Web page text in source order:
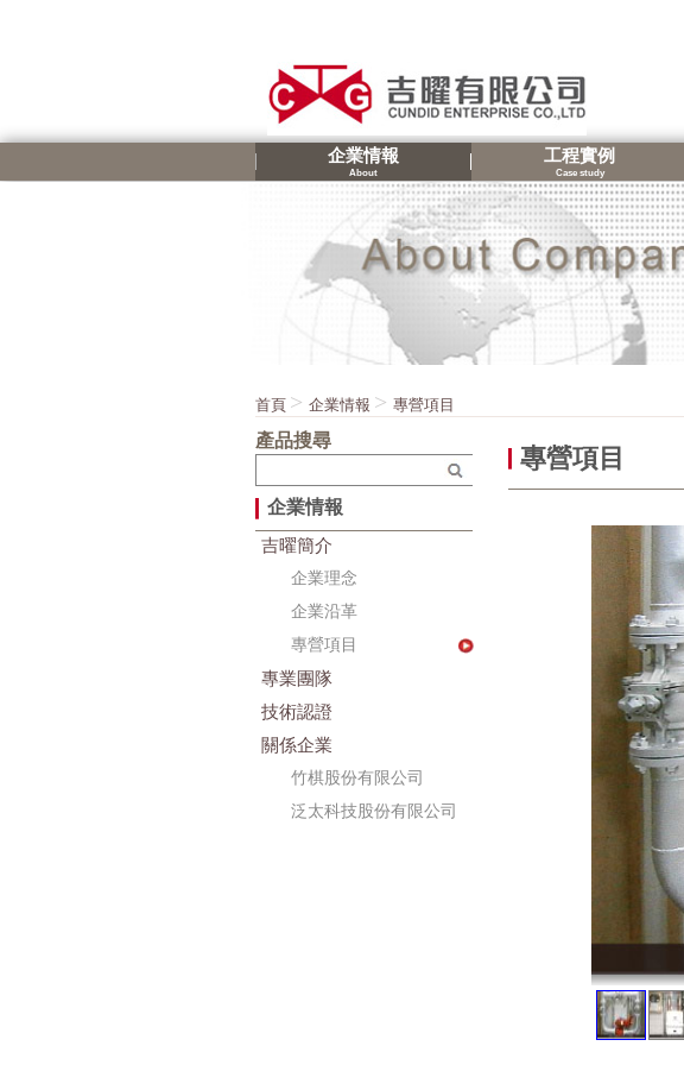
企業情報
About
工程實例
Case study
首頁 企業情報 專營項目
產品搜尋
企業情報
吉曜簡介
企業理念
企業沿革
專營項目
專業團隊
技術認證
關係企業
竹棋股份有限公司
泛太科技股份有限公司
專營項目